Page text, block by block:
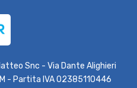
Snc - Via Dante Alighieri
- Partita IVA 02385110446